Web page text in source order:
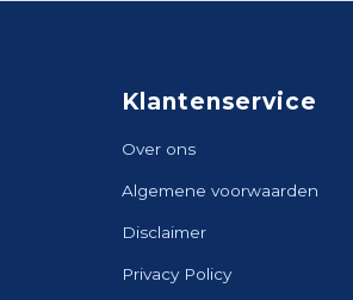
Klantenservice
Over ons
Algemene voorwaarden
Disclaimer
Privacy Policy